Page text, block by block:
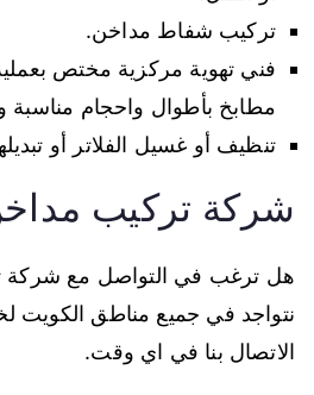
تركيب شفاط مداخن.
فني تهوية مركزية مختص
مطابخ بأطوال واحجام مناسبة
تنظيف أو غسيل الفلاتر أو
شركة تركيب
هل ترغب في التواصل مع شركة
نتواجد في جميع مناطق الكويت
الاتصال بنا في اي وقت.